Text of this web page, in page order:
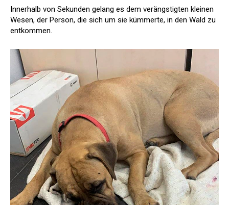
Innerhalb von Sekunden gelang es dem verängstigten kleinen
Wesen, der Person, die sich um sie kümmerte, in den Wald zu
entkommen.